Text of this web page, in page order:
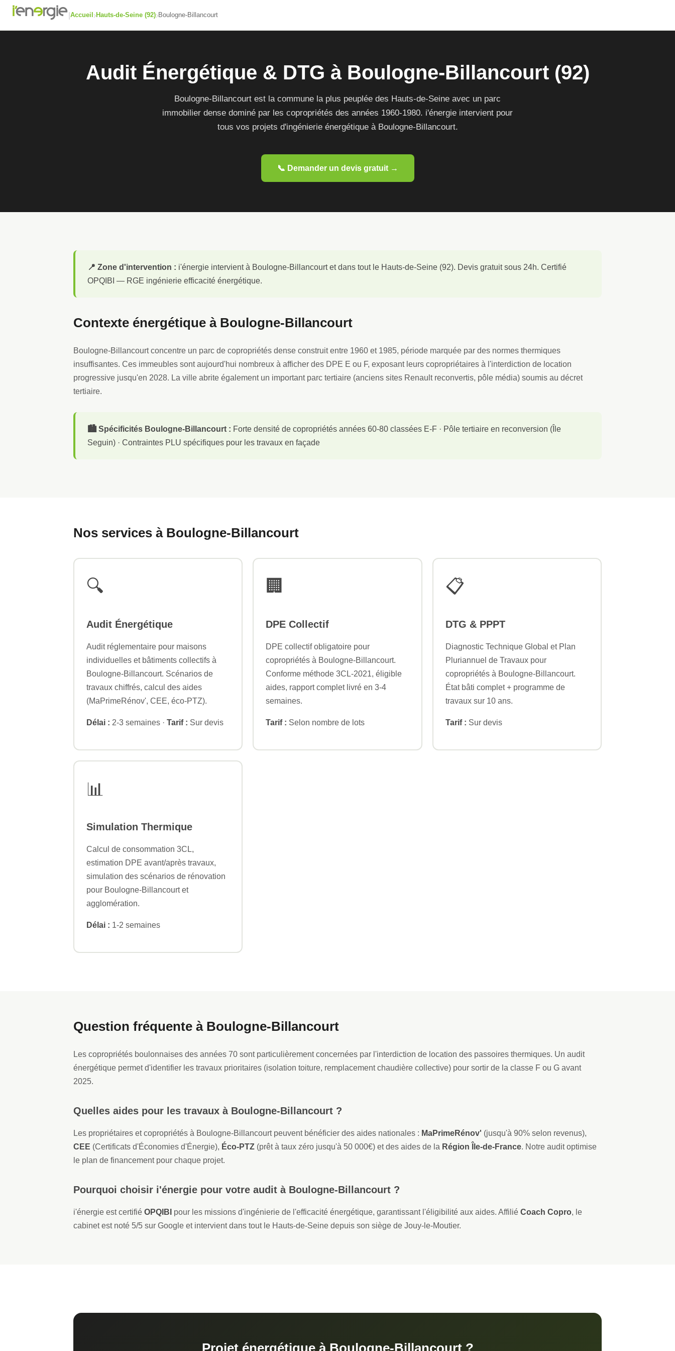
Accueil ›Hauts-de-Seine (92)›Boulogne-Billancourt
Audit Énergétique & DTG à Boulogne-Billancourt (92)
Boulogne-Billancourt est la commune la plus peuplée des Hauts-de-Seine avec un parc
immobilier dense dominé par les copropriétés des années 1960-1980. i'énergie intervient pour
tous vos projets d'ingénierie énergétique à Boulogne-Billancourt.
📞 Demander un devis gratuit →
📍 Zone d'intervention : i'énergie intervient à Boulogne-Billancourt et dans tout le Hauts-de-Seine (92). Devis gratuit sous 24h. Certifié
OPQIBI — RGE ingénierie efficacité énergétique.
Contexte énergétique à Boulogne-Billancourt
Boulogne-Billancourt concentre un parc de copropriétés dense construit entre 1960 et 1985, période marquée par des normes thermiques
insuffisantes. Ces immeubles sont aujourd'hui nombreux à afficher des DPE E ou F, exposant leurs copropriétaires à l'interdiction de location
progressive jusqu'en 2028. La ville abrite également un important parc tertiaire (anciens sites Renault reconvertis, pôle média) soumis au décret
tertiaire.
🏙️ Spécificités Boulogne-Billancourt : Forte densité de copropriétés années 60-80 classées E-F · Pôle tertiaire en reconversion (Île
Seguin) · Contraintes PLU spécifiques pour les travaux en façade
Nos services à Boulogne-Billancourt
🔍
Audit Énergétique
Audit réglementaire pour maisons
individuelles et bâtiments collectifs à
Boulogne-Billancourt. Scénarios de
travaux chiffrés, calcul des aides
(MaPrimeRénov', CEE, éco-PTZ).
Délai : 2-3 semaines · Tarif : Sur devis
🏢
DPE Collectif
DPE collectif obligatoire pour
copropriétés à Boulogne-Billancourt.
Conforme méthode 3CL-2021, éligible
aides, rapport complet livré en 3-4
semaines.
Tarif : Selon nombre de lots
📋
DTG & PPPT
Diagnostic Technique Global et Plan
Pluriannuel de Travaux pour
copropriétés à Boulogne-Billancourt.
État bâti complet + programme de
travaux sur 10 ans.
Tarif : Sur devis
📊
Simulation Thermique
Calcul de consommation 3CL,
estimation DPE avant/après travaux,
simulation des scénarios de rénovation
pour Boulogne-Billancourt et
agglomération.
Délai : 1-2 semaines
Question fréquente à Boulogne-Billancourt
Les copropriétés boulonnaises des années 70 sont particulièrement concernées par l'interdiction de location des passoires thermiques. Un audit
énergétique permet d'identifier les travaux prioritaires (isolation toiture, remplacement chaudière collective) pour sortir de la classe F ou G avant
2025.
Quelles aides pour les travaux à Boulogne-Billancourt ?
Les propriétaires et copropriétés à Boulogne-Billancourt peuvent bénéficier des aides nationales : MaPrimeRénov' (jusqu'à 90% selon revenus),
CEE (Certificats d'Économies d'Énergie), Éco-PTZ (prêt à taux zéro jusqu'à 50 000€) et des aides de la Région Île-de-France. Notre audit optimise
le plan de financement pour chaque projet.
Pourquoi choisir i'énergie pour votre audit à Boulogne-Billancourt ?
i'énergie est certifié OPQIBI pour les missions d'ingénierie de l'efficacité énergétique, garantissant l'éligibilité aux aides. Affilié Coach Copro, le
cabinet est noté 5/5 sur Google et intervient dans tout le Hauts-de-Seine depuis son siège de Jouy-le-Moutier.
Projet énergétique à Boulogne-Billancourt ?